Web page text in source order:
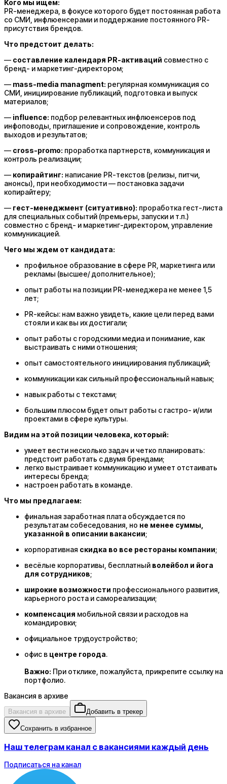
Кого мы ищем:
PR-менеджера, в фокусе которого будет постоянная работа
со СМИ, инфлюенсерами и поддержание постоянного PR-
присутствия брендов.
Что предстоит делать:
— составление календаря PR-активаций совместно с
бренд- и маркетинг-директором;
— mass-media managment: регулярная коммуникация со
СМИ, инициирование публикаций, подготовка и выпуск
материалов;
— influence: подбор релевантных инфлюенсеров под
инфоповоды, приглашение и сопровождение, контроль
выходов и результатов;
— cross-promo: проработка партнерств, коммуникация и
контроль реализации;
— копирайтинг: написание PR-текстов (релизы, питчи,
анонсы), при необходимости — постановка задачи
копирайтеру;
— гест-менеджмент (ситуативно): проработка гест-листа
для специальных событий (премьеры, запуски и т.п.)
совместно с бренд- и маркетинг-директором, управление
коммуникацией.
Чего мы ждем от кандидата:
профильное образование в сфере PR, маркетинга или
рекламы (высшее/ дополнительное);
опыт работы на позиции PR-менеджера не менее 1,5
лет;
PR-кейсы: нам важно увидеть, какие цели перед вами
стояли и как вы их достигали;
опыт работы с городскими медиа и понимание, как
выстраивать с ними отношения;
опыт самостоятельного инициирования публикаций;
коммуникации как сильный профессиональный навык;
навык работы с текстами;
большим плюсом будет опыт работы с гастро- и/или
проектами в сфере культуры.
Видим на этой позиции человека, который:
умеет вести несколько задач и четко планировать:
предстоит работать с двумя брендами;
легко выстраивает коммуникацию и умеет отстаивать
интересы бренда;
настроен работать в команде.
Что мы предлагаем:
финальная заработная плата обсуждается по
результатам собеседования, но не менее суммы,
указанной в описании вакансии;
корпоративная скидка во все рестораны компании;
весёлые корпоративы, бесплатный волейбол и йога
для сотрудников;
широкие возможности профессионального развития,
карьерного роста и самореализации;
компенсация мобильной связи и расходов на
командировки;
официальное трудоустройство;
офис в центре города.
Важно: При отклике, пожалуйста, прикрепите ссылку на
портфолио.
Вакансия в архиве
Вакансия в архиве Добавить в трекер
Сохранить в избранное
Наш телеграм канал с вакансиями каждый день
Подписаться на канал